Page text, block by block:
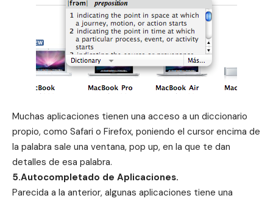
Muchas aplicaciones tienen una acceso a un diccionario
propio, como Safari o Firefox, poniendo el cursor encima de
la palabra sale una ventana, pop up, en la que te dan
detalles de esa palabra.
5.Autocompletado de Aplicaciones.
Parecida a la anterior, algunas aplicaciones tiene una